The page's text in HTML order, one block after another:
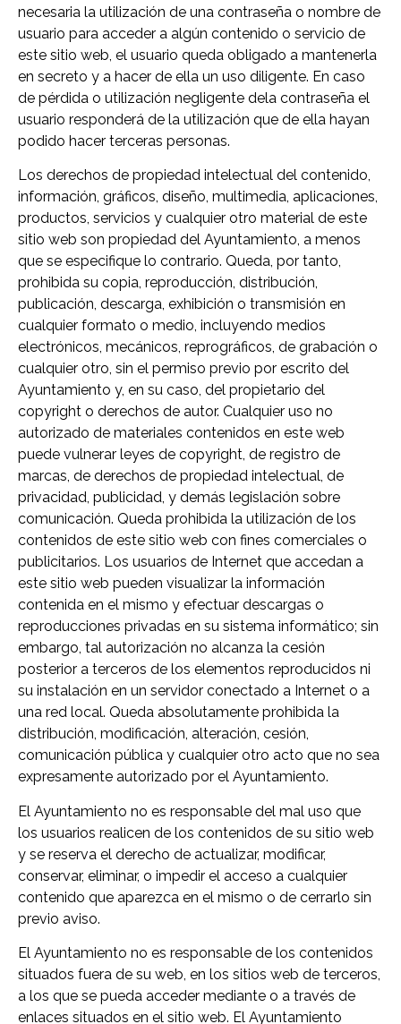
necesaria la utilización de una contraseña o nombre de
usuario para acceder a algún contenido o servicio de
este sitio web, el usuario queda obligado a mantenerla
en secreto y a hacer de ella un uso diligente. En caso
de pérdida o utilización negligente dela contraseña el
usuario responderá de la utilización que de ella hayan
podido hacer terceras personas.
Los derechos de propiedad intelectual del contenido,
información, gráficos, diseño, multimedia, aplicaciones,
productos, servicios y cualquier otro material de este
sitio web son propiedad del Ayuntamiento, a menos
que se especifique lo contrario. Queda, por tanto,
prohibida su copia, reproducción, distribución,
publicación, descarga, exhibición o transmisión en
cualquier formato o medio, incluyendo medios
electrónicos, mecánicos, reprográficos, de grabación o
cualquier otro, sin el permiso previo por escrito del
Ayuntamiento y, en su caso, del propietario del
copyright o derechos de autor. Cualquier uso no
autorizado de materiales contenidos en este web
puede vulnerar leyes de copyright, de registro de
marcas, de derechos de propiedad intelectual, de
privacidad, publicidad, y demás legislación sobre
comunicación. Queda prohibida la utilización de los
contenidos de este sitio web con fines comerciales o
publicitarios. Los usuarios de Internet que accedan a
este sitio web pueden visualizar la información
contenida en el mismo y efectuar descargas o
reproducciones privadas en su sistema informático; sin
embargo, tal autorización no alcanza la cesión
posterior a terceros de los elementos reproducidos ni
su instalación en un servidor conectado a Internet o a
una red local. Queda absolutamente prohibida la
distribución, modificación, alteración, cesión,
comunicación pública y cualquier otro acto que no sea
expresamente autorizado por el Ayuntamiento.
El Ayuntamiento no es responsable del mal uso que
los usuarios realicen de los contenidos de su sitio web
y se reserva el derecho de actualizar, modificar,
conservar, eliminar, o impedir el acceso a cualquier
contenido que aparezca en el mismo o de cerrarlo sin
previo aviso.
El Ayuntamiento no es responsable de los contenidos
situados fuera de su web, en los sitios web de terceros,
a los que se pueda acceder mediante o a través de
enlaces situados en el sitio web. El Ayuntamiento